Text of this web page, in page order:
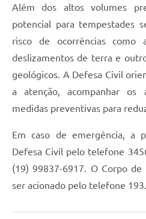
Além dos altos volumes
potencial para tempestades
risco de ocorrências como
deslizamentos de terra e
geológicos. A Defesa Civil
a atenção, acompanhar
medidas preventivas para
Em caso de emergência, a
Defesa Civil pelo telefone
(19) 99837-6917. O Corpo
ser acionado pelo telefone 193.